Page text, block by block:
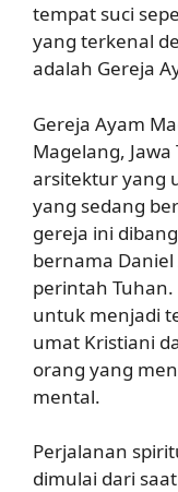
tempat suci
yang terkenal
adalah Gereja
Gereja Ayam
Magelang,
arsitektur yang
yang sedang
gereja ini
bernama
perintah
untuk menjadi
umat Kristiani
orang yang
mental.
Perjalanan
dimulai dari